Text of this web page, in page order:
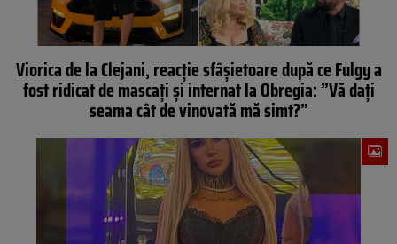
Viorica de la Clejani, reacție sfâșietoare după ce Fulgy a
fost ridicat de mascați și internat la Obregia: ”Vă dați
seama cât de vinovată mă simt?”